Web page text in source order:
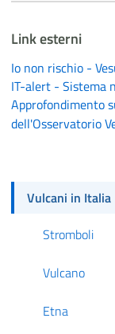
Link esterni
Io non rischio -
IT-alert - Sistema
Approfondimento
dell'Osservatorio
Vulcani in Italia
Stromboli
Vulcano
Etna